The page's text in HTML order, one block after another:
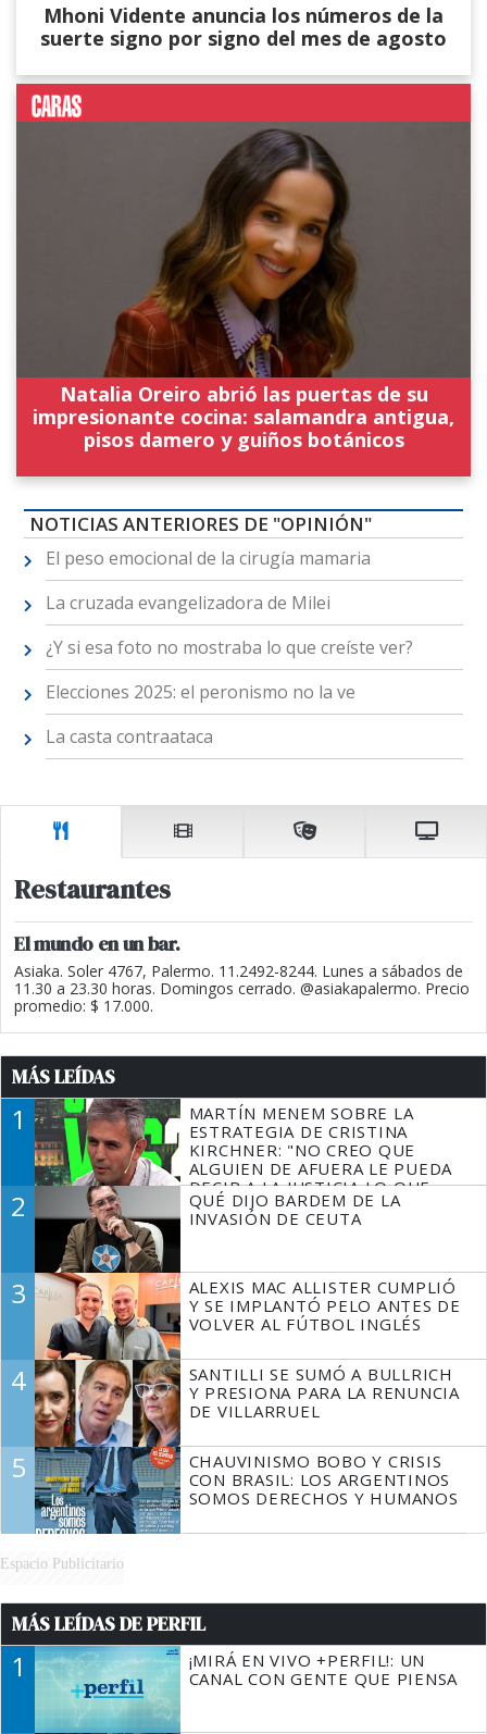
Mhoni Vidente anuncia los números de la
suerte signo por signo del mes de agosto
Natalia Oreiro abrió las puertas de su
impresionante cocina: salamandra antigua,
pisos damero y guiños botánicos
NOTICIAS ANTERIORES DE "OPINIÓN"
El peso emocional de la cirugía mamaria
La cruzada evangelizadora de Milei
¿Y si esa foto no mostraba lo que creíste ver?
Elecciones 2025: el peronismo no la ve
La casta contraataca
Restaurantes
El mundo en un bar.
Asiaka. Soler 4767, Palermo. 11.2492-8244. Lunes a sábados de
11.30 a 23.30 horas. Domingos cerrado. @asiakapalermo. Precio
promedio: $ 17.000.
MÁS LEÍDAS
1
MARTÍN MENEM SOBRE LA
ESTRATEGIA DE CRISTINA
KIRCHNER: "NO CREO QUE
ALGUIEN DE AFUERA LE PUEDA
DECIR A LA JUSTICIA LO QUE
TIENE QUE HACER"
2
QUÉ DIJO BARDEM DE LA
INVASIÓN DE CEUTA
3
ALEXIS MAC ALLISTER CUMPLIÓ
Y SE IMPLANTÓ PELO ANTES DE
VOLVER AL FÚTBOL INGLÉS
4
SANTILLI SE SUMÓ A BULLRICH
Y PRESIONA PARA LA RENUNCIA
DE VILLARRUEL
5
CHAUVINISMO BOBO Y CRISIS
CON BRASIL: LOS ARGENTINOS
SOMOS DERECHOS Y HUMANOS
Espacio Publicitario
MÁS LEÍDAS DE PERFIL
1
¡MIRÁ EN VIVO +PERFIL!: UN
CANAL CON GENTE QUE PIENSA